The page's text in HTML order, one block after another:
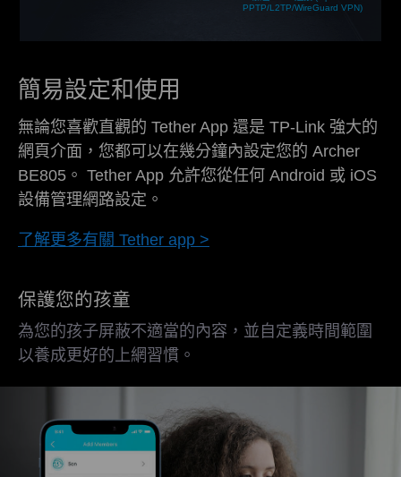
PPTP/L2TP/WireGuard VPN)
簡易設定和使用
無論您喜歡直觀的 Tether App 還是 TP-Link 強大的
網頁介面，您都可以在幾分鐘內設定您的 Archer
BE805。 Tether App 允許您從任何 Android 或 iOS
設備管理網路設定。
了解更多有關 Tether app >
保護您的孩童
為您的孩子屏蔽不適當的內容，並自定義時間範圍
以養成更好的上網習慣。